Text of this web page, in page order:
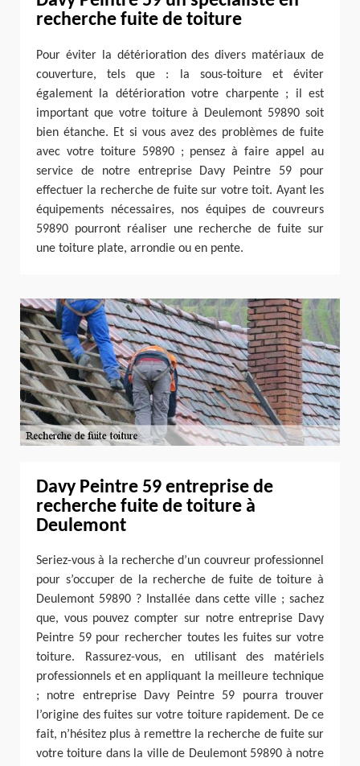
recherche fuite de toiture
Pour éviter la détérioration des divers matériaux de
couverture, tels que : la sous-toiture et éviter
également la détérioration votre charpente ; il est
important que votre toiture à Deulemont 59890 soit
bien étanche. Et si vous avez des problèmes de fuite
avec votre toiture 59890 ; pensez à faire appel au
service de notre entreprise Davy Peintre 59 pour
effectuer la recherche de fuite sur votre toit. Ayant les
équipements nécessaires, nos équipes de couvreurs
59890 pourront réaliser une recherche de fuite sur
une toiture plate, arrondie ou en pente.
Davy Peintre 59 entreprise de
recherche fuite de toiture à
Deulemont
Seriez-vous à la recherche d’un couvreur professionnel
pour s’occuper de la recherche de fuite de toiture à
Deulemont 59890 ? Installée dans cette ville ; sachez
que, vous pouvez compter sur notre entreprise Davy
Peintre 59 pour rechercher toutes les fuites sur votre
toiture. Rassurez-vous, en utilisant des matériels
professionnels et en appliquant la meilleure technique
; notre entreprise Davy Peintre 59 pourra trouver
l’origine des fuites sur votre toiture rapidement. De ce
fait, n’hésitez plus à remettre la recherche de fuite sur
votre toiture dans la ville de Deulemont 59890 à notre